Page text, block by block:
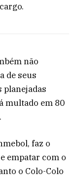
não
de seus
multado em 80
faz o
empatar com o
o Colo-Colo